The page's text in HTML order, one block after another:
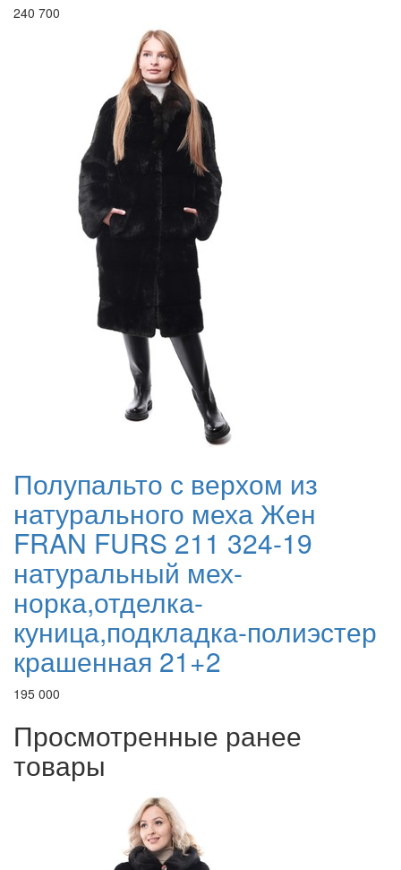
240 700
Полупальто с верхом из
натурального меха Жен
FRAN FURS 211 324-19
натуральный мех-
норка,отделка-
куница,подкладка-полиэстер
крашенная 21+2
195 000
Просмотренные ранее
товары